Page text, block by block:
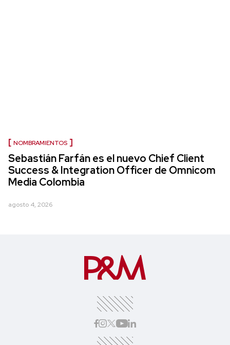
NOMBRAMIENTOS
Sebastián Farfán es el nuevo Chief Client
Success & Integration Officer de Omnicom
Media Colombia
agosto 4, 2026